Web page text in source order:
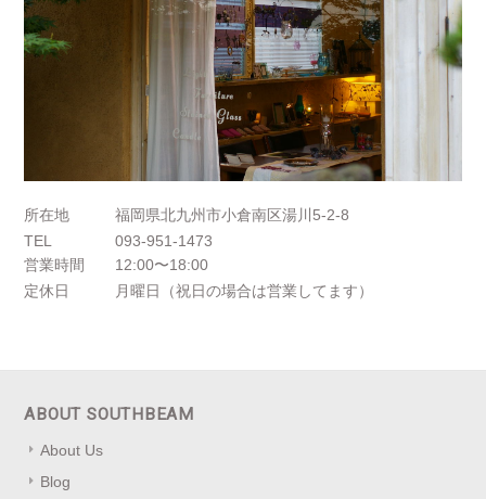
所在地
福岡県北九州市小倉南区湯川5-2-8
TEL
093-951-1473
営業時間
12:00〜18:00
定休日
月曜日（祝日の場合は営業してます）
ABOUT SOUTHBEAM
About Us
Blog